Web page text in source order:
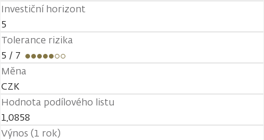
Investiční horizont
5
Tolerance rizika
5 / 7
Měna
CZK
Hodnota podílového listu
1,0858
Výnos (1 rok)